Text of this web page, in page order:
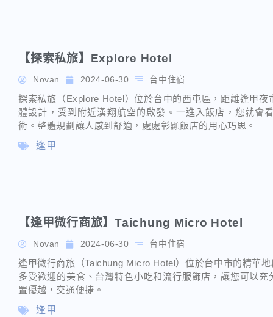
【探索私旅】Explore Hotel
Novan 2024-06-30 台中住宿
探索私旅（Explore Hotel）位於台中的西屯區，距離逢甲
體設計，受到附近漢翔航空的啟發。一進入飯店，您就會
術。整體規劃讓人感到舒適，處處彰顯飯店的用心巧思。
逢甲
【逢甲微行商旅】Taichung Micro Hotel
Novan 2024-06-30 台中住宿
逢甲微行商旅（Taichung Micro Hotel）位於台中市的精華
多受歡迎的美食、台灣特色小吃和流行服飾店，讓您可以
置優越，交通便捷。
逢甲